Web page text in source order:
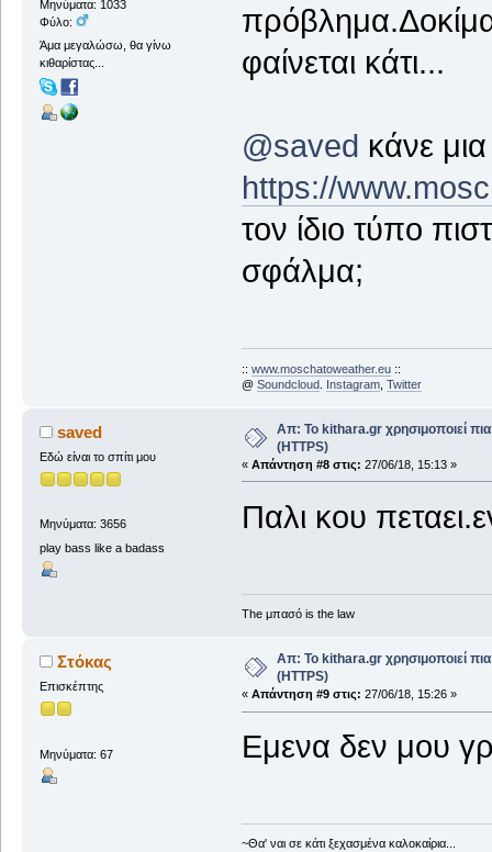
Μηνύματα: 1033
Φύλο:
Άμα μεγαλώσω, θα γίνω
κιθαρίστας...
φαίνεται κάτι...
@saved κάνε
https://
τον ίδιο τύπο
σφάλμα;
:: www.moschatoweather.eu::
@ Soundcloud. Instagram, Twitter
saved
Εδώ είναι το σπίτι μου
Μηνύματα: 3656
play bass like a badass
Απ: Το kithara.gr χρησιμοποιεί
(HTTPS)
« Απάντηση #8 στις: 27/06/18, 15:13 »
Παλι κου
The μπασό is the law
Στόκας
Επισκέπτης
Μηνύματα: 67
Απ: Το kithara.gr χρησιμοποιεί
(HTTPS)
« Απάντηση #9 στις: 27/06/18, 15:26 »
Εμενα δεν μου
~Θα' ναι σε κάτι ξεχασμένα καλοκαίρια...